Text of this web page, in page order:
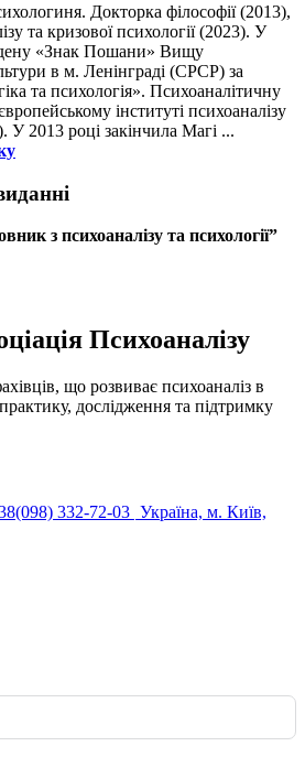
Докторка філософії (2013),
та кризової психології (2023). У
«Знак Пошани» Вищу
в м. Ленінграді (СРСР) за
та психологія». Психоаналітичну
інституті психоаналізу
У 2013 році закінчила Магі ...
з психоаналізу та психології”
Психоаналізу
що розвиває психоаналіз в
дослідження та підтримку
332-72-03 Україна, м. Київ,